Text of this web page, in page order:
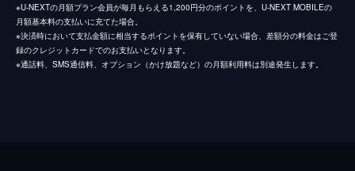
※U-NEXTの月額プラン会員が毎月もらえる1,200円分のポイントを、U-NEXT MOBILEの
月額基本料の支払いに充てた場合。
※決済時において支払金額に相当するポイントを保有していない場合、差額分の料金はご登
録のクレジットカードでのお支払いとなります。
※通話料、SMS通信料、オプション（かけ放題など）の月額利用料は別途発生します。